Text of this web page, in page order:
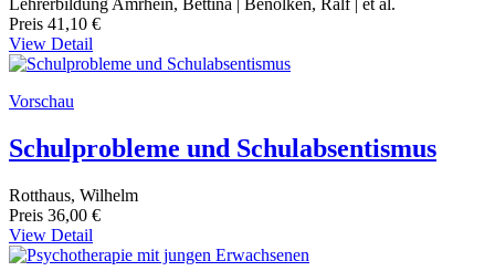
Lehrerbildung Amrhein, Bettina | Benölken, Ralf | et al.
Preis 41,10 €
View Detail
Vorschau
Schulprobleme und Schulabsentismus
Rotthaus, Wilhelm
Preis 36,00 €
View Detail